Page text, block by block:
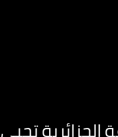
الجزائرية